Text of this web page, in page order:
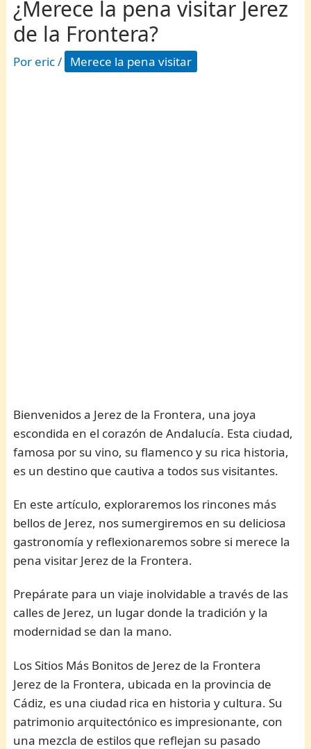
¿Merece la pena visitar Jerez
de la Frontera?
Por eric/ Merece la pena visitar
Bienvenidos a Jerez de la Frontera, una joya
escondida en el corazón de Andalucía. Esta ciudad,
famosa por su vino, su flamenco y su rica historia,
es un destino que cautiva a todos sus visitantes.
En este artículo, exploraremos los rincones más
bellos de Jerez, nos sumergiremos en su deliciosa
gastronomía y reflexionaremos sobre si merece la
pena visitar Jerez de la Frontera.
Prepárate para un viaje inolvidable a través de las
calles de Jerez, un lugar donde la tradición y la
modernidad se dan la mano.
Los Sitios Más Bonitos de Jerez de la Frontera
Jerez de la Frontera, ubicada en la provincia de
Cádiz, es una ciudad rica en historia y cultura. Su
patrimonio arquitectónico es impresionante, con
una mezcla de estilos que reflejan su pasado